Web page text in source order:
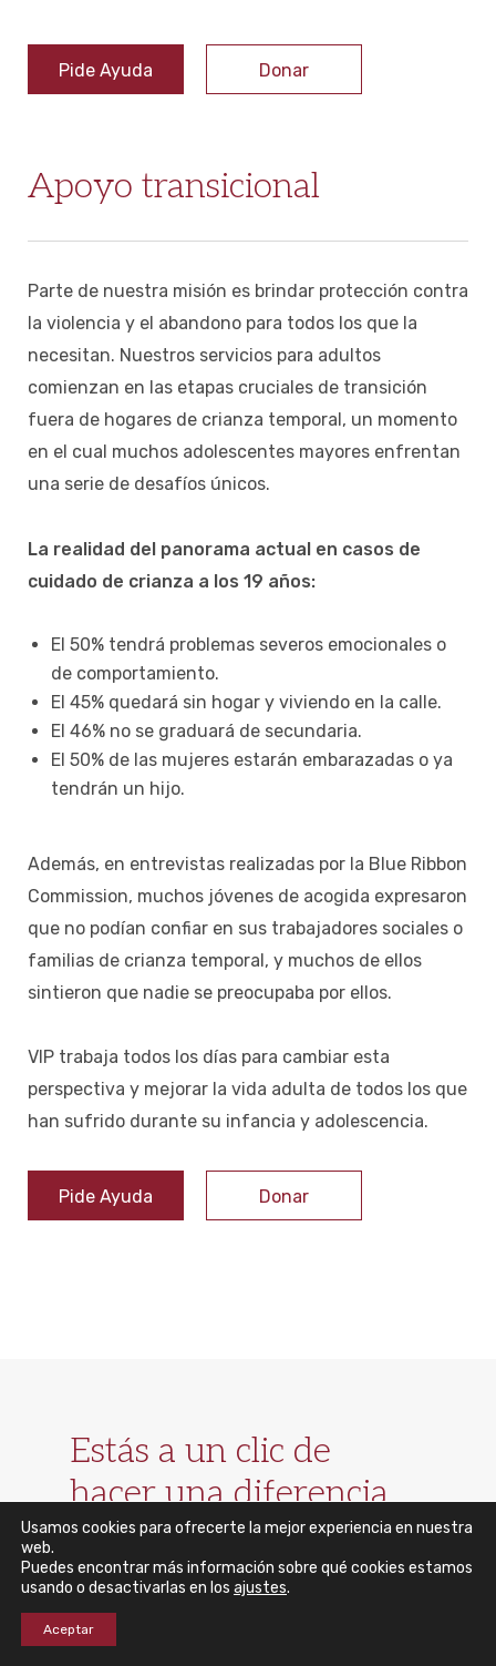
Pide Ayuda Donar
Apoyo transicional
Parte de nuestra misión es brindar protección contra
la violencia y el abandono para todos los que la
necesitan. Nuestros servicios para adultos
comienzan en las etapas cruciales de transición
fuera de hogares de crianza temporal, un momento
en el cual muchos adolescentes mayores enfrentan
una serie de desafíos únicos.
La realidad del panorama actual en casos de
cuidado de crianza a los 19 años:
El 50% tendrá problemas severos emocionales o
de comportamiento.
El 45% quedará sin hogar y viviendo en la calle.
El 46% no se graduará de secundaria.
El 50% de las mujeres estarán embarazadas o ya
tendrán un hijo.
Además, en entrevistas realizadas por la Blue Ribbon
Commission, muchos jóvenes de acogida expresaron
que no podían confiar en sus trabajadores sociales o
familias de crianza temporal, y muchos de ellos
sintieron que nadie se preocupaba por ellos.
VIP trabaja todos los días para cambiar esta
perspectiva y mejorar la vida adulta de todos los que
han sufrido durante su infancia y adolescencia.
Pide Ayuda Donar
Estás a un clic de
hacer una diferencia
concreta en la vida de
alguien
Usamos cookies para ofrecerte la mejor experiencia en nuestra
web.
Puedes encontrar más información sobre qué cookies estamos
usando o desactivarlas en los ajustes.
Aceptar